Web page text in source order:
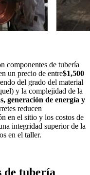
componentes de tubería
un precio de entre$1,500
del grado del material
y la complejidad de la
generación de energía y
reducen
en el sitio y los costos de
integridad superior de la
en el taller.
de tubería